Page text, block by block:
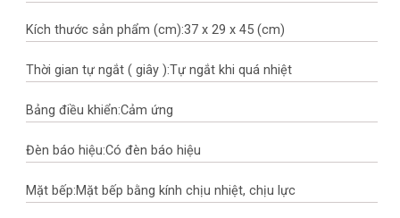
Kích thước sản phẩm (cm):37 x 29 x 45 (cm)
Thời gian tự ngắt ( giây ):Tự ngắt khi quá nhiệt
Bảng điều khiển:Cảm ứng
Đèn báo hiệu:Có đèn báo hiệu
Mặt bếp:Mặt bếp bằng kính chịu nhiệt, chịu lực